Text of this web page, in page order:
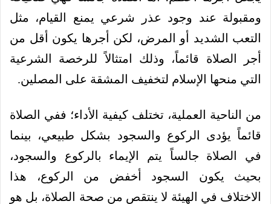
ومقبولة عند وجود عذر شرعي يمنع القيام، مثل
التعب الشديد أو المرض، لكن أجرها يكون أقل من
أجر الصلاة قائماً، وذلك امتثالاً للرخصة الشرعية
التي منحها الإسلام لتخفيف المشقة على المصلين.
من الناحية العملية، تختلف كيفية الأداء؛ ففي الصلاة
قائماً يؤدى الركوع والسجود بشكل طبيعي، بينما
في الصلاة جالساً يتم الإيماء بالركوع والسجود،
بحيث يكون السجود أخفض من الركوع، هذا
الاختلاف في الهيئة لا ينتقص من صحة الصلاة، بل هو